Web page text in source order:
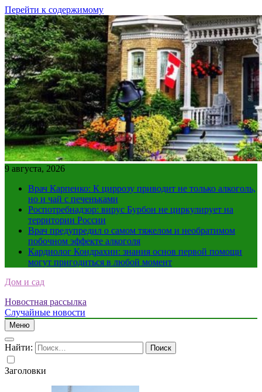
Перейти к содержимому
9 августа, 2026
Врач Карпенко: К циррозу приводит не только алкоголь,
но и чай с печеньками
Роспотребнадзор: вирус Бурбон не циркулирует на
территории России
Врач предупредил о самом тяжелом и необратимом
побочном эффекте алкоголя
Кардиолог Кондрахин: знания основ первой помощи
могут пригодиться в любой момент
Дом и сад
Новостная рассылка
Случайные новости
Меню
Найти:
Заголовки